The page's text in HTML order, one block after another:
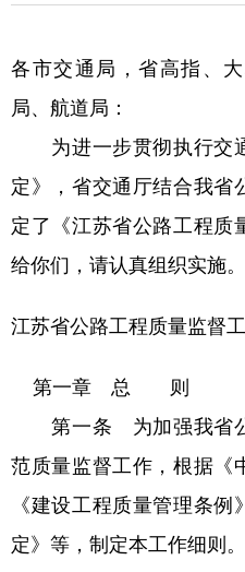
各市交通局，省高指、
局、航道局：
为进一步贯彻执行交
定》，省交通厅结合我省
定了《江苏省公路工程质
给你们，请认真组织实施。
江苏省公路工程质量监督
第一章 总 则
第一条 为加强我省公
范质量监督工作，根据《
《建设工程质量管理条
定》等，制定本工作细则。